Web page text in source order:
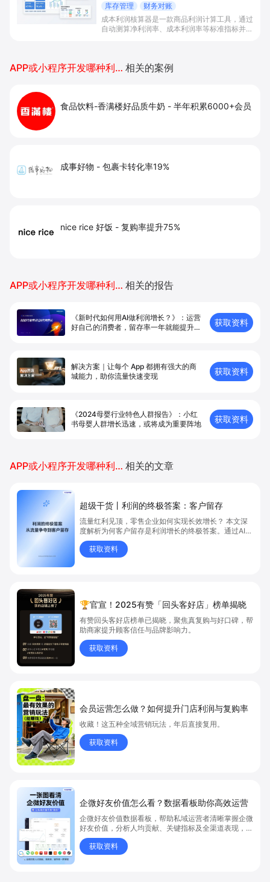
库存管理
财务对账
成本利润核算器是一款商品利润计算工具，通过
自动测算净利润率、成本利润率等标准指标并联
APP或小程序开发哪种利润好 相关的案例
食品饮料-香满楼好品质牛奶 - 半年积累6000+会员
成事好物 - 包裹卡转化率19%
nice rice 好饭 - 复购率提升75%
APP或小程序开发哪种利润好 相关的报告
《新时代如何用AI做利润增长？》：运营
好自己的消费者，留存率一年就能提升
获取资料
解决方案｜让每个 App 都拥有强⼤的商
城能⼒，助你流量快速变现
获取资料
《2024母婴行业特色人群报告》：小红
书母婴人群增长迅速，或将成为重要阵地
获取资料
APP或小程序开发哪种利润好 相关的文章
超级干货丨利润的终极答案：客户留存
流量红利见顶，零售企业如何实现长效增长？ 本文深
度解析为何客户留存是利润增长的终极答案。通过AI技
术与全域数据融合，赋能DTC品牌与门店导购，实现
客户留存率提升5%即可带动利润增长25%-95%
获取资料
🏆官宣！2025有赞「回头客好店」榜单揭晓
有赞回头客好店榜单已揭晓，聚焦真复购与好口碑，帮
助商家提升顾客信任与品牌影响力。
获取资料
会员运营怎么做？如何提升门店利润与复购率
收藏！这五种全域营销玩法，年后直接复用。
获取资料
企微好友价值怎么看？数据看板助你高效运营
企微好友价值数据看板，帮助私域运营者清晰掌握企微
好友价值，分析人均贡献、关键指标及全渠道表现，有
效提升私域客户转化。想知道如何用企微好友价值数据
优化私域运营，点击获取详细解析，立即学习如何提升
运营成效。
获取资料